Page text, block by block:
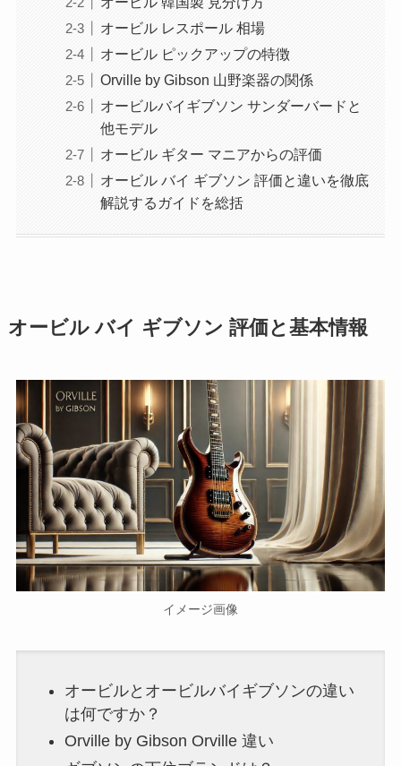
オービル レスポール 相場
オービル ピックアップの特徴
Orville by Gibson 山野楽器の関係
オービルバイギブソン サンダーバードと
他モデル
オービル ギター マニアからの評価
オービル バイ ギブソン 評価と違いを徹底
解説するガイドを総括
オービル バイ ギブソン 評価と基本情報
イメージ画像
オービルとオービルバイギブソンの違い
は何ですか？
Orville by Gibson Orville 違い